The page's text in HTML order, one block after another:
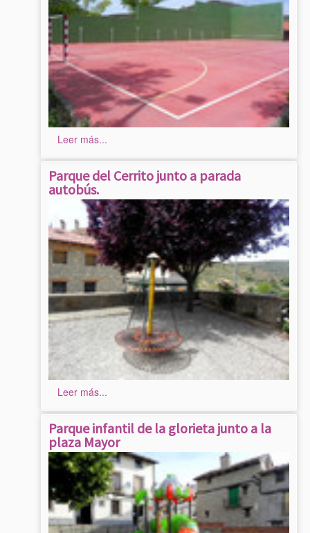
Leer más...
Parque del Cerrito junto a parada
autobús.
Leer más...
Parque infantil de la glorieta junto a la
plaza Mayor